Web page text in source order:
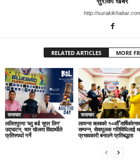
http://
RELATED ARTICLES MORE
समाचार
ललितपुरमा ‘ब्लु बर्ड सुपर लिग’
उद्घाटन, चार खेलमा विद्यार्थीले
प्रतिस्पर्धा गर्ने
समाचार
लायन्स क्लबको १०औँ वार्षिकोत्सव
सम्पन्न, सेवामूलक गतिविधिलाई
प्रभावकारी बनाउने प्रतिबद्धता